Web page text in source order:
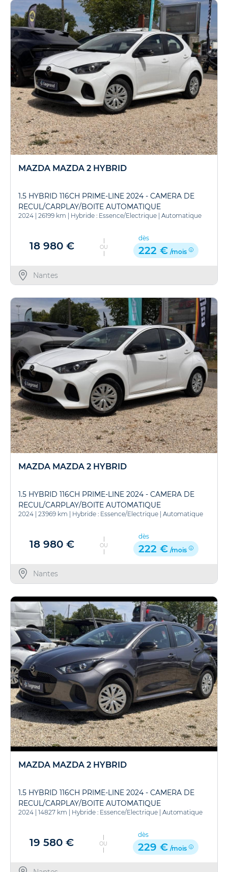
MAZDA MAZDA 2 HYBRID
1.5 HYBRID 116CH PRIME-LINE 2024 - CAMERA DE
RECUL/CARPLAY/BOITE AUTOMATIQUE
2024 | 26199 km | Hybride : Essence/Electrique | Automatique
18 980 € OU
dès
222 € /mois
Nantes
MAZDA MAZDA 2 HYBRID
1.5 HYBRID 116CH PRIME-LINE 2024 - CAMERA DE
RECUL/CARPLAY/BOITE AUTOMATIQUE
2024 23969 km Hybride : Essence/Electrique Automatique
18 980 € OU
dès
222 € /mois
Nantes
MAZDA MAZDA 2 HYBRID
1.5 HYBRID 116CH PRIME-LINE 2024 - CAMERA DE
RECUL/CARPLAY/BOITE AUTOMATIQUE
2024 14827 km Hybride : Essence/Electrique Automatique
19 580 € OU
dès
229 € /mois